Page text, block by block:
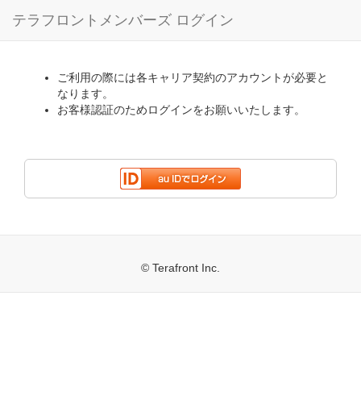
テラフロントメンバーズ ログイン
ご利用の際には各キャリア契約のアカウントが必要と
なります。
お客様認証のためログインをお願いいたします。
© Terafront Inc.